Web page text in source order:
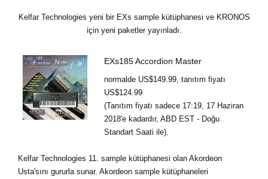
Kelfar Technologies yeni bir EXs sample kütüphanesi ve KRONOS
için yeni paketler yayınladı.
EXs185 Accordion Master
normalde US$149.99, tanıtım fiyatı
US$124.99
(Tanıtım fiyatı sadece 17:19, 17 Haziran
2018'e kadardır, ABD EST - Doğu
Standart Saati ile).
Kelfar Technologies 11. sample kütüphanesi olan Akordeon
Usta'sını gururla sunar. Akordeon sample kütüphaneleri